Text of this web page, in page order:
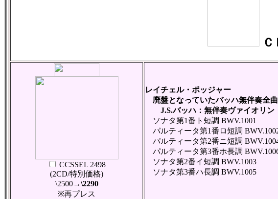
CCSSEL 2498
(2CD/特別価格)
\2500→\2290
※再プレス
レイチェル・ポッジャー
廃盤となっていたバッハ無伴奏全
J.S.バッハ：無伴奏ヴァイオリン
ソナタ第1番ト短調 BWV.1001
パルティータ第1番ロ短調
パルティータ第2番ニ短調
パルティータ第3番ホ長調
ソナタ第2番イ短調 BWV.1003
ソナタ第3番ハ長調 BWV.1005